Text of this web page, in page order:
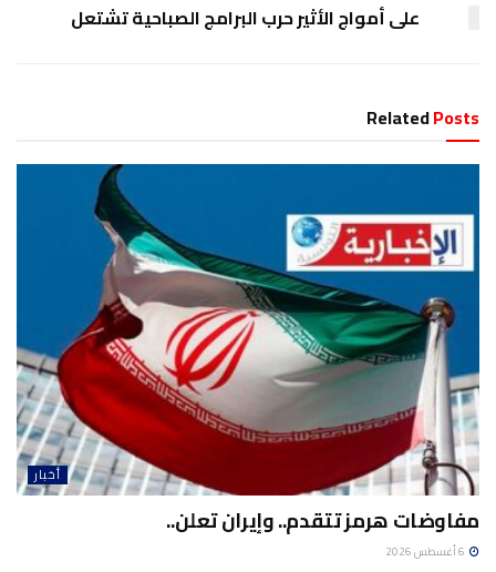
على أمواج الأثير حرب البرامج الصباحية تشتعل
RelatedPosts
أخبار
مفاوضات هرمز تتقدم.. وإيران تعلن..